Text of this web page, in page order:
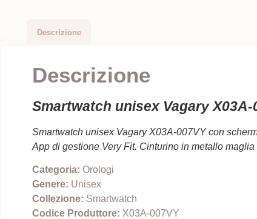
Descrizione
Descrizione
Smartwatch unisex Vagary X03A-
Smartwatch unisex Vagary X03A-007VYcon
App di gestione Very Fit. Cinturino in metallo
Categoria: Orologi
Genere: Unisex
Collezione: Smartwatch
Codice Produttore: X03A-007VY